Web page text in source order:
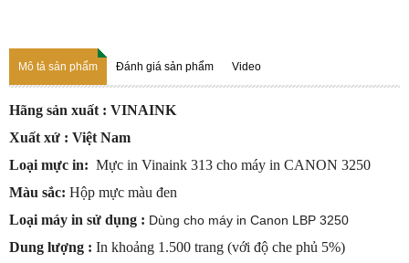
Mô tả sản phẩm Đánh giá sản phẩm Video
Hãng sản xuất : VINAINK
Xuất xứ : Việt Nam
Loại mực in: Mực in Vinaink 313 cho máy in CANON 3250
Màu sắc: Hộp mực màu đen
Loại máy in sử dụng : Dùng cho máy in Canon LBP 3250
Dung lượng : In khoảng 1.500 trang (với độ che phủ 5%)